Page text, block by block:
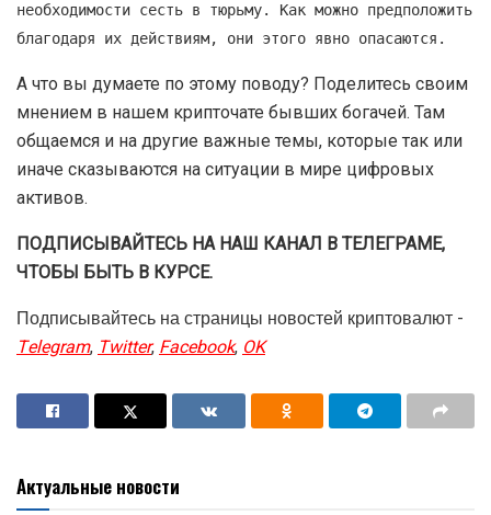
необходимости сесть в тюрьму. Как можно предположить
благодаря их действиям, они этого явно опасаются.
А что вы думаете по этому поводу? Поделитесь своим
мнением в нашем крипточате бывших богачей. Там
общаемся и на другие важные темы, которые так или
иначе сказываются на ситуации в мире цифровых
активов.
ПОДПИСЫВАЙТЕСЬ НА НАШ КАНАЛ В ТЕЛЕГРАМЕ,
ЧТОБЫ БЫТЬ В КУРСЕ.
Подписывайтесь на страницы новостей криптовалют -
Telegram, Twitter, Facebook, OK
Актуальные новости